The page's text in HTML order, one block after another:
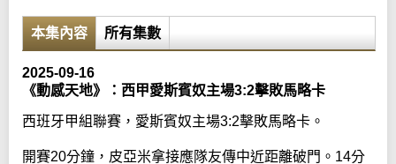
本集內容 所有集數
2025-09-16
《動感天地》：西甲愛斯賓奴主場3:2擊敗馬略卡
西班牙甲組聯賽，愛斯賓奴主場3:2擊敗馬略卡。
開賽20分鐘，皮亞米拿接應隊友傳中近距離破門。14分